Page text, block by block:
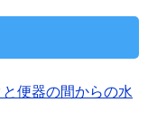
便器の間からの水